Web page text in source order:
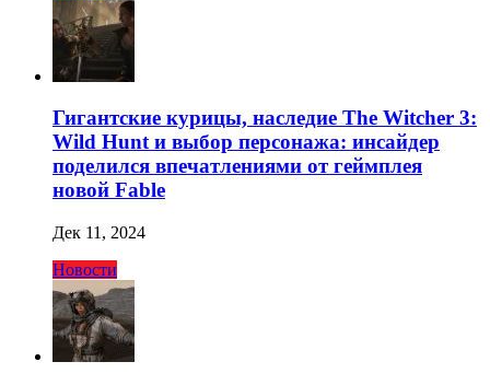
Гигантские курицы, наследие The Witcher 3:
Wild Hunt и выбор персонажа: инсайдер
поделился впечатлениями от геймплея
новой Fable
Дек 11, 2024
Новости